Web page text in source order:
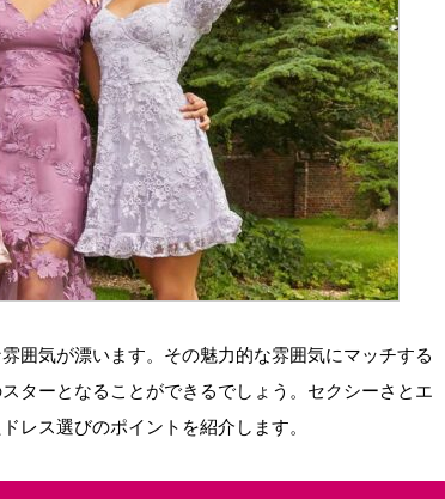
囲気が漂います。その魅力的な雰囲気にマッチする
ターとなることができるでしょう。セクシーさとエ
レス選びのポイントを紹介します。